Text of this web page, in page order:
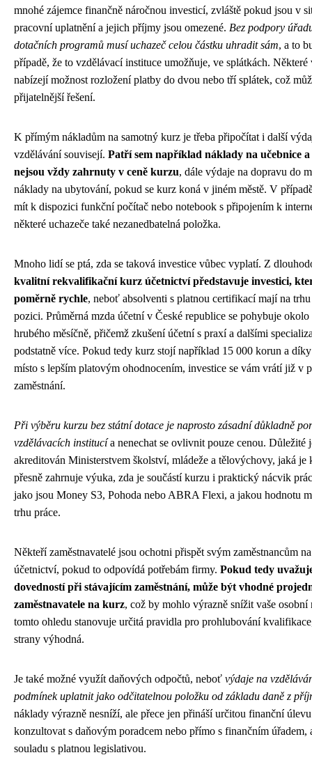
mnohé zájemce finančně náročnou investicí, zvláště pokud jsou v
pracovní uplatnění a jejich příjmy jsou omezené. Bez podpory
dotačních programů musí uchazeč celou částku uhradit sám, a to
případě, že to vzdělávací instituce umožňuje, ve splátkách. Některé
nabízejí možnost rozložení platby do dvou nebo tří splátek, což
přijatelnější řešení.
K přímým nákladům na samotný kurz je třeba připočítat i další
vzdělávání souvisejí. Patří sem například náklady na učebnice
nejsou vždy zahrnuty v ceně kurzu, dále výdaje na dopravu do
náklady na ubytování, pokud se kurz koná v jiném městě. V
mít k dispozici funkční počítač nebo notebook s připojením k
některé uchazeče také nezanedbatelná položka.
Mnoho lidí se ptá, zda se taková investice vůbec vyplatí. Z
kvalitní rekvalifikační kurz účetnictví představuje investici,
poměrně rychle, neboť absolventi s platnou certifikací mají na
pozici. Průměrná mzda účetní v České republice se pohybuje
hrubého měsíčně, přičemž zkušení účetní s praxí a dalšími
podstatně více. Pokud tedy kurz stojí například 15 000 korun a
místo s lepším platovým ohodnocením, investice se vám vrátí již v
zaměstnání.
Při výběru kurzu bez státní dotace je naprosto zásadní důkladně
vzdělávacích institucía nenechat se ovlivnit pouze cenou. Důležité
akreditován Ministerstvem školství, mládeže a tělovýchovy, jaká
přesně zahrnuje výuka, zda je součástí kurzu i praktický nácvik
jako jsou Money S3, Pohoda nebo ABRA Flexi, a jakou hodnotu
trhu práce.
Někteří zaměstnavatelé jsou ochotni přispět svým zaměstnancům
účetnictví, pokud to odpovídá potřebám firmy. Pokud tedy
dovedností při stávajícím zaměstnání, může být vhodné
zaměstnavatele na kurz, což by mohlo výrazně snížit vaše
tomto ohledu stanovuje určitá pravidla pro prohlubování
strany výhodná.
Je také možné využít daňových odpočtů, neboť výdaje na
podmínek uplatnit jako odčitatelnou položku od základu daně z
náklady výrazně nesníží, ale přece jen přináší určitou finanční
konzultovat s daňovým poradcem nebo přímo s finančním
souladu s platnou legislativou.